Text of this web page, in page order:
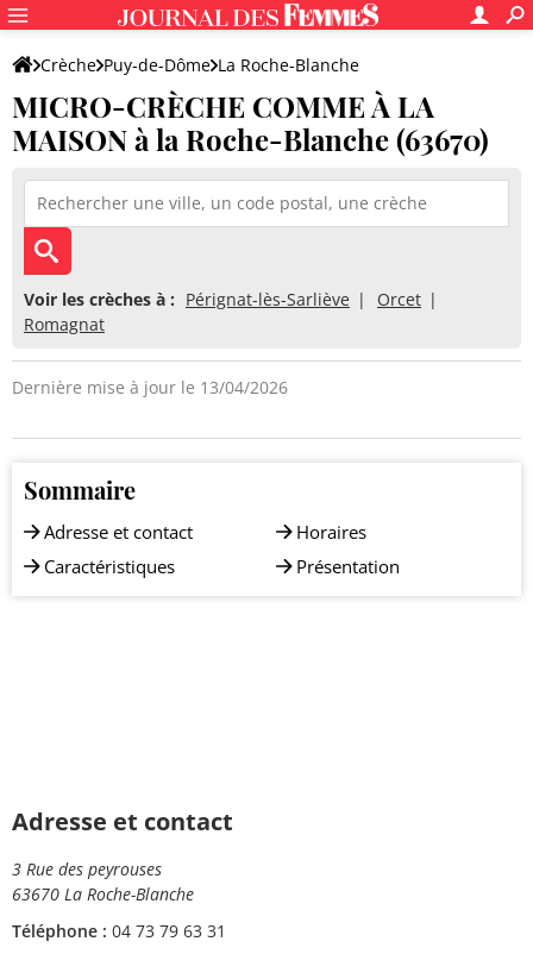
Crèche Puy-de-Dôme La Roche-Blanche
MICRO-CRÈCHE COMME À LA MAISON
MICRO-CRÈCHE COMME À LA
MAISON à la Roche-Blanche (63670)
Voir les crèches à : Pérignat-lès-Sarliève
Orcet
Romagnat
Dernière mise à jour le 13/04/2026
Sommaire
Adresse et contact
Caractéristiques
Horaires
Présentation
Adresse et contact
3 Rue des peyrouses
63670 La Roche-Blanche
Téléphone : 04 73 79 63 31